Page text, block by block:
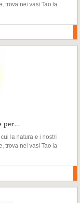
trova nei vasi Tao la
prefissati, ispirati ai
yang.
per...
la natura e i nostri
trova nei vasi Tao la
prefissati, ispirati ai
yang.